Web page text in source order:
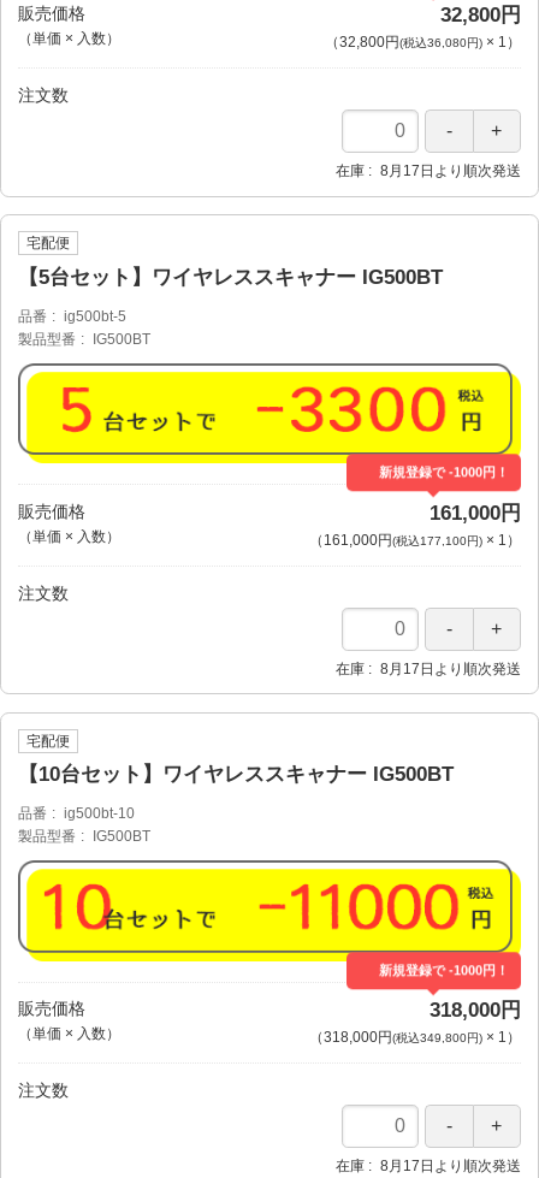
販売価格
（単価 × 入数）
32,800円
（32,800円(税込36,080円)× 1 ）
注文数
在庫 8月17日より順次発送
宅配便
【5台セット】ワイヤレススキャナー IG500BT
品番
ig500bt-5
製品型番
IG500BT
販売価格
（単価 × 入数）
新規登録で -1000円！
161,000円
（ 161,000円(税込177,100円)× 1 ）
注文数
在庫 8月17日より順次発送
宅配便
【10台セット】ワイヤレススキャナー IG500BT
品番
ig500bt-10
製品型番
IG500BT
販売価格
（単価 × 入数）
新規登録で -1000円！
318,000円
（318,000円(税込349,800円)× 1 ）
注文数
在庫 8月17日より順次発送